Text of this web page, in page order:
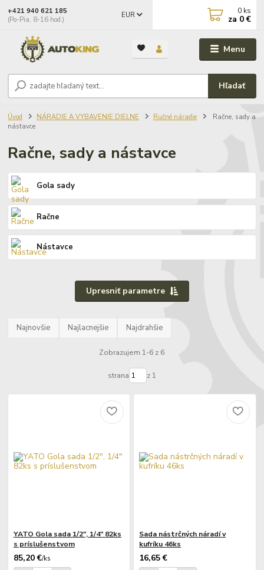
Menu
EUR
Hľadať
+421 940 621 185
(Po-Pia, 8-16 hod.)
0 ks
za 0 €
Úvod NÁRADIE A VYBAVENIE DIELNE Ručné náradie
Račne, sady a
nástavce
Račne, sady a nástavce
Gola sady
Račne
Nástavce
Upresniť parametre
Najnovšie Najlacnejšie Najdrahšie
Zobrazujem 1-6 z 6
strana z 1
YATO Gola sada 1/2", 1/4" 82ks
s príslušenstvom
85,20 €/ks
Sada nástrčných náradí v
kufríku 46ks
16,65 €